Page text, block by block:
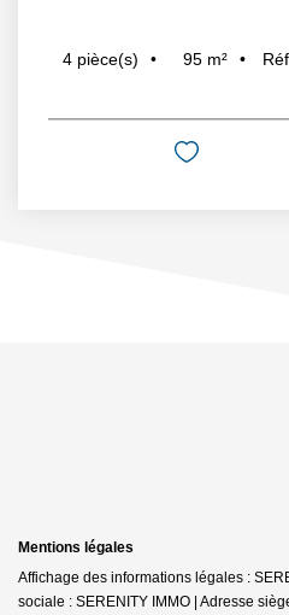
4 pièce(s) 95 m²
Mentions légales
Affichage des informations légales :
sociale : SERENITY IMMO | Adresse